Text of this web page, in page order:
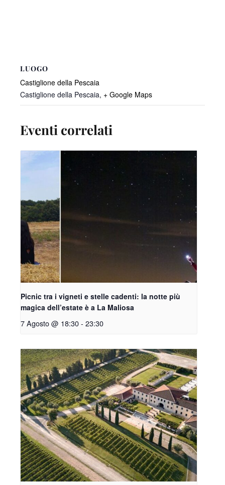
LUOGO
Castiglione della Pescaia
Castiglione della Pescaia, + Google Maps
Eventi correlati
Picnic tra i vigneti e stelle cadenti: la notte più
magica dell’estate è a La Maliosa
7 Agosto @ 18:30- 23:30